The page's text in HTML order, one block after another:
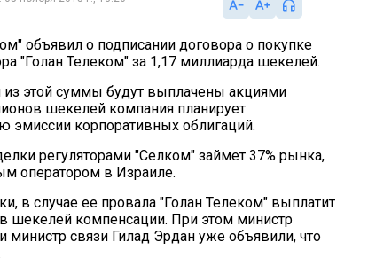
объявил о подписании договора о покупке
"Голан Телеком" за 1,17 миллиарда шекелей.
этой суммы будут выплачены акциями
шекелей компания планирует
эмиссии корпоративных облигаций.
регуляторами "Селком" займет 37% рынка,
оператором в Израиле.
в случае ее провала "Голан Телеком" выплатит
шекелей компенсации. При этом министр
связи Гилад Эрдан уже объявили, что